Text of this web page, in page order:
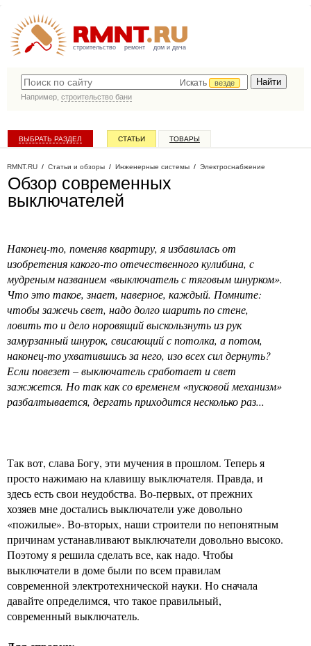
строительство ремонт дом и дача
Искать
везде
Например, строительство бани
ВЫБРАТЬ РАЗДЕЛ СТАТЬИ ТОВАРЫ
RMNT.RU / Статьи и обзоры / Инженерные системы / Электроснабжение
Обзор современных
выключателей
Наконец-то, поменяв квартиру, я избавилась от
изобретения какого-то отечественного кулибина, с
мудреным названием «выключатель с тяговым шнурком».
Что это такое, знает, наверное, каждый. Помните:
чтобы зажечь свет, надо долго шарить по стене,
ловить то и дело норовящий выскользнуть из рук
замурзанный шнурок, свисающий с потолка, а потом,
наконец-то ухватившись за него, изо всех сил дернуть?
Если повезет – выключатель сработает и свет
зажжется. Но так как со временем «пусковой механизм»
разбалтывается, дергать приходится несколько раз...
Так вот, слава Богу, эти мучения в прошлом. Теперь я
просто нажимаю на клавишу выключателя. Правда, и
здесь есть свои неудобства. Во-первых, от прежних
хозяев мне достались выключатели уже довольно
«пожилые». Во-вторых, наши строители по непонятным
причинам устанавливают выключатели довольно высоко.
Поэтому я решила сделать все, как надо. Чтобы
выключатели в доме были по всем правилам
современной электротехнической науки. Но сначала
давайте определимся, что такое правильный,
современный выключатель.